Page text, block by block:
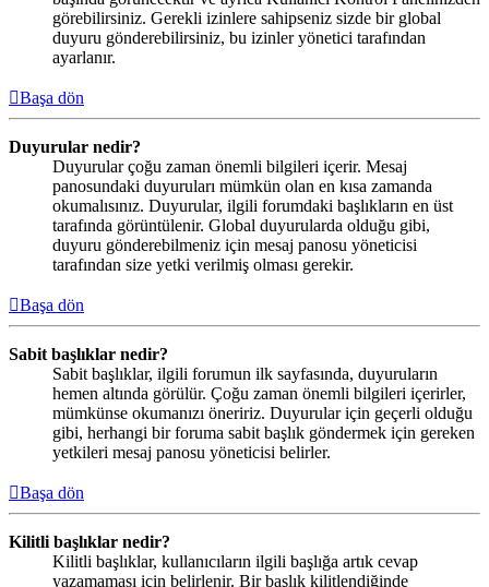
görebilirsiniz. Gerekli izinlere sahipseniz sizde bir global
duyuru gönderebilirsiniz, bu izinler yönetici tarafından
ayarlanır.
Başa dön
Duyurular nedir?
Duyurular çoğu zaman önemli bilgileri içerir. Mesaj
panosundaki duyuruları mümkün olan en kısa zamanda
okumalısınız. Duyurular, ilgili forumdaki başlıkların en üst
tarafında görüntülenir. Global duyurularda olduğu gibi,
duyuru gönderebilmeniz için mesaj panosu yöneticisi
tarafından size yetki verilmiş olması gerekir.
Başa dön
Sabit başlıklar nedir?
Sabit başlıklar, ilgili forumun ilk sayfasında, duyuruların
hemen altında görülür. Çoğu zaman önemli bilgileri içerirler,
mümkünse okumanızı öneririz. Duyurular için geçerli olduğu
gibi, herhangi bir foruma sabit başlık göndermek için gereken
yetkileri mesaj panosu yöneticisi belirler.
Başa dön
Kilitli başlıklar nedir?
Kilitli başlıklar, kullanıcıların ilgili başlığa artık cevap
yazamaması için belirlenir. Bir başlık kilitlendiğinde